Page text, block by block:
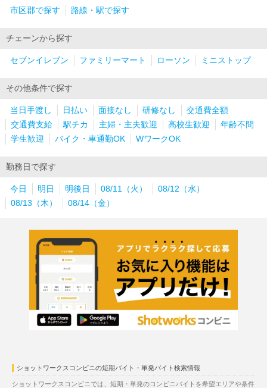
市区郡で探す 路線・駅で探す
チェーンから探す
セブンイレブン ファミリーマート ローソン ミニストップ
その他条件で探す
当日手渡し 日払い 面接なし 研修なし
交通費全額
交通費支給
駅チカ 主婦・主夫歓迎 高校生歓迎
年齢不問
学生歓迎
バイク・車通勤OK WワークOK
勤務日で探す
今日 明日 明後日 08/11（火）
08/12（水）
08/13（木）
08/14（金）
ショットワークスコンビニの短期バイト・単発バイト検索情報
ショットワークスコンビニでは、短期・単発のコンビニバイトを希望エリアや条件